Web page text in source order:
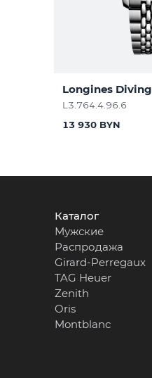
Longines Diving
L3.764.4.96.6
13 930 BYN
Каталог
Мужские
Распродажа
Girard-Perregaux
TAG Heuer
Zenith
Oris
Montblanc